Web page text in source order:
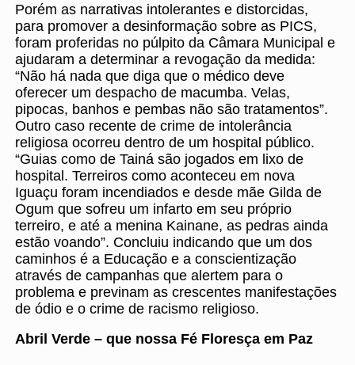
Porém as narrativas intolerantes e distorcidas,
para promover a desinformação sobre as PICS,
foram proferidas no púlpito da Câmara Municipal e
ajudaram a determinar a revogação da medida:
“Não há nada que diga que o médico deve
oferecer um despacho de macumba. Velas,
pipocas, banhos e pembas não são tratamentos”.
Outro caso recente de crime de intolerância
religiosa ocorreu dentro de um hospital público.
“Guias como de Tainá são jogados em lixo de
hospital. Terreiros como aconteceu em nova
Iguaçu foram incendiados e desde mãe Gilda de
Ogum que sofreu um infarto em seu próprio
terreiro, e até a menina Kainane, as pedras ainda
estão voando”. Concluiu indicando que um dos
caminhos é a Educação e a conscientização
através de campanhas que alertem para o
problema e previnam as crescentes manifestações
de ódio e o crime de racismo religioso.
Abril Verde – que nossa Fé Floresça em Paz